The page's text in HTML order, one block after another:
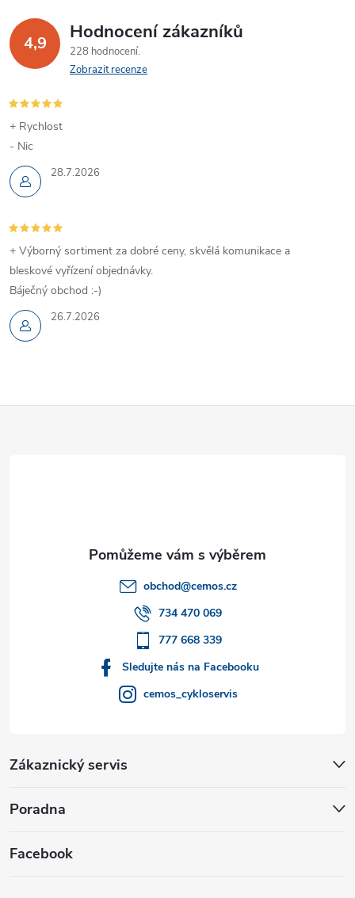
4,9 Hodnocení zákazníků
228 hodnocení
Zobrazit recenze
28.7.2026
+ Rychlost
- Nic
26.7.2026
+ Výborný sortiment za dobré ceny, skvělá komunikace a
bleskové vyřízení objednávky.
Báječný obchod :-)
obchod@cemos.cz
734 470 069
777 668 339
Sledujte nás na Facebooku
cemos_cykloservis
Zákaznický servis
Poradna
Facebook